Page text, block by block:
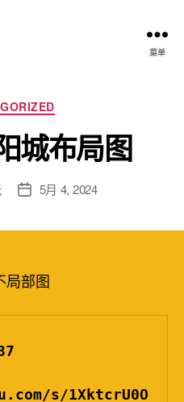
菜单
分
类
城布局图
发 5月 4, 2024
局部图
s/1XktcrU0O